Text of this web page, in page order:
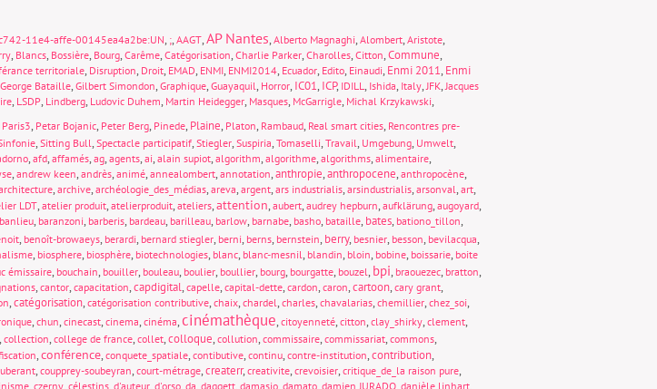
11e4-affe-00145ea4a2be:UN, ;, AAGT,AP Nantes, Alberto Magnaghi, Alombert, Aristote,
, Blancs, Bossière, Bourg, Carême, Catégorisation, Charlie Parker, Charolles, Citton,Commune,
territoriale, Disruption, Droit, EMAD, ENMI, ENMI2014, Ecuador, Edito, Einaudi, Enmi 2011, Enmi
George Bataille, Gilbert Simondon, Graphique, Guayaquil, Horror, IC01, ICP, IDILL, Ishida, Italy,JFK,Jacques
, LSDP, Lindberg, Ludovic Duhem, Martin Heidegger, Masques, McGarrigle, Michal Krzykawski,
Paris3, Petar Bojanic, Peter Berg, Pinede, Plaine, Platon, Rambaud, Real smart cities, Rencontres pre-
, Sitting Bull, Spectacle participatif, Stiegler, Suspiria, Tomaselli, Travail, Umgebung, Umwelt,
, afd, affamés, ag, agents, ai, alain supiot, algorithm, algorithme, algorithms, alimentaire,
, andrew keen, andrès, animé, annealombert, annotation,anthropie,anthropocene, anthropocène,
, archive, archéologie_des_médias, areva, argent, ars industrialis, arsindustrialis, arsonval, art,
LDT, atelier produit, atelierproduit, ateliers,attention, aubert, audrey hepburn, aufklärung, augoyard,
banlieu, baranzoni, barberis, bardeau, barilleau, barlow, barnabe, basho, bataille, bates, bationo_tillon,
, benoît-browaeys, berardi, bernard stiegler, berni, berns, bernstein, berry, besnier, besson, bevilacqua,
, biosphere, biosphère, biotechnologies, blanc, blanc-mesnil, blandin, bloin, bobine, boissarie, boite
émissaire, bouchain, bouiller, bouleau, boulier, boullier, bourg, bourgatte, bouzel, bpi, braouezec, bratton,
, cantor, capacitation,capdigital, capelle, capital-dette, cardon, caron,cartoon, cary grant,
,catégorisation, catégorisation contributive, chaix, chardel, charles, chavalarias, chemillier, chez_soi,
, chun, cinecast, cinema, cinéma,cinémathèque, citoyenneté, citton, clay_shirky, clement,
, collection, college de france, collet,colloque, collution, commissaire, commissariat, commons,
,conférence, conquete_spatiale, contibutive, continu, contre-institution,contribution,
, coupprey-soubeyran, court-métrage,createrr, creativite, crevoisier, critique_de_la raison pure,
, czerny, célestins, d'auteur, d'orso, da, daggett, damasio, damato, damien JURADO, danièle linhart,